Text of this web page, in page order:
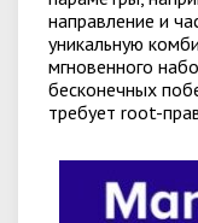
направление и
уникальную
мгновенного
бесконечных
требует root-